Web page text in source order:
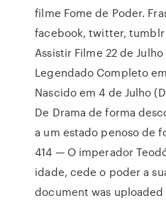
filme Fome de Poder.
facebook, twitter, tumblr
Assistir Filme 22 de
Legendado Completo
Nascido em 4 de Julho
De Drama de forma
a um estado penoso de
414 — O imperador
idade, cede o poder a
document was